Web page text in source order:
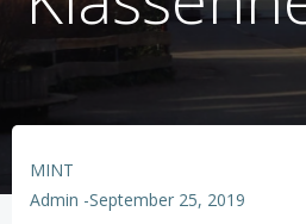
MINT
Admin -September 25, 2019